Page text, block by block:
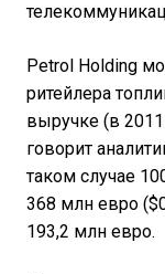
Petrol Holding
ритейлера
выручке (в 2011
говорит
таком случае
368 млн евро
193,2 млн евро.